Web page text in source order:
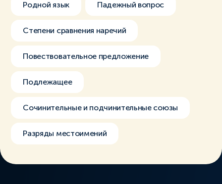
Родной язык Падежный вопрос
Степени сравнения наречий
Повествовательное предложение
Подлежащее
Сочинительные и подчинительные союзы
Разряды местоимений